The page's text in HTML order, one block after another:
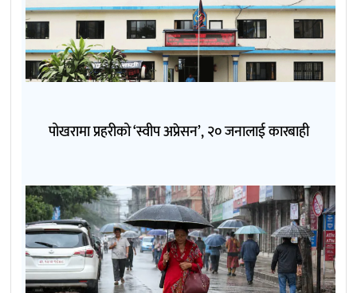
पोखरामा प्रहरीको ‘स्वीप अप्रेसन’, २० जनालाई कारबाही